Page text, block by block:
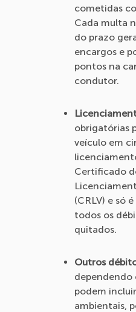
cometidas
Cada multa
do prazo
encargos e
pontos na
condutor.
obrigatórias
veículo em
Certificado
(CRLV) e só
todos os
quitados.
Outros
dependendo
podem
ambientais,